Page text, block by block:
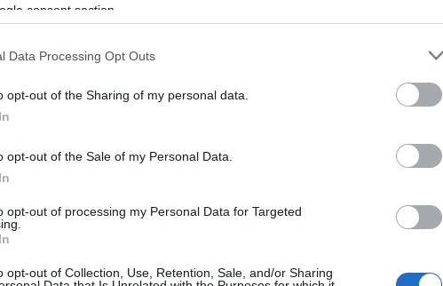
consent section.
Data Processing Opt Outs
opt-out of the Sharing of my personal data.
opt-out of the Sale of my Personal Data.
opt-out of processing my Personal Data for Targeted
opt-out of Collection, Use, Retention, Sale, and/or Sharing
θα πραγματοποιηθεί τον Aπρίλιο του 2020 στο Αγρίνιο.
σύστημα
εφήβων-εκπροσώπων, «Forum της Π.Α.Π.Ε.», από κάθε
«Forum της Π.Α.Π.Ε.» επικεντρώθηκε σε θέματα που
που έχουν τόσο στους μαθητές όσο και στο ευρύτερο κοινωνικό